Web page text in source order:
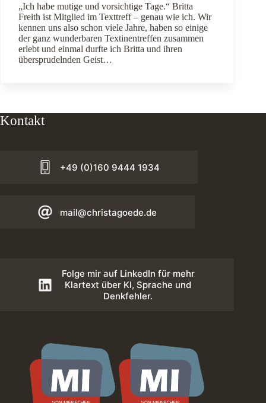
„Ich habe mutige und vorsichtige Tage.“ Britta
Freith ist Mitglied im Texttreff – genau wie ich. Wir
kennen uns also schon viele Jahre, haben so einige
der ganz wunderbaren Textinentreffen zusammen
erlebt und einmal durfte ich Britta und ihren
übersprudelnden Geist…
Kontakt
+49 (0)160 9444 1934
mail@christagoede.de
Folge mir auf LinkedIn für mehr
Klartext über KI, Sprache und
Denkfehler.